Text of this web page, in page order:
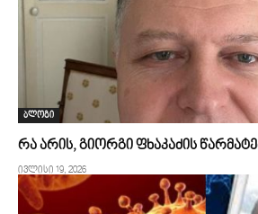
ბლოგი
რა არის, გიორგი ფხაკაძის
ივლისი 19, 2026